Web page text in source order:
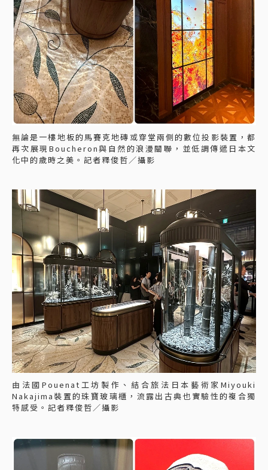
無論是一樓地板的馬賽克地磚或穿堂兩側的數位投影裝置，都
再次展現Boucheron與自然的浪漫關聯，並低調傳遞日本文
化中的歲時之美。記者釋俊哲／攝影
由法國Pouenat工坊製作、結合旅法日本藝術家Miyouki
Nakajima裝置的珠寶玻璃櫃，流露出古典也實驗性的複合獨
特感受。記者釋俊哲／攝影